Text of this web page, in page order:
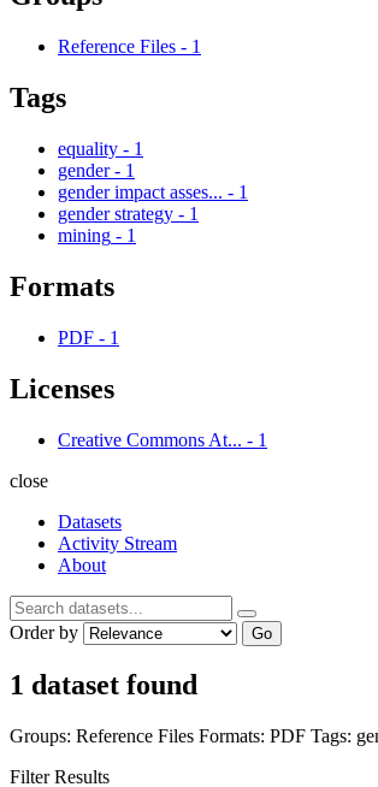
Reference Files - 1
Tags
equality - 1
gender - 1
gender impact asses... - 1
gender strategy - 1
mining - 1
Formats
PDF - 1
Licenses
Creative Commons At... - 1
close
Datasets
Activity Stream
About
Order by Go
1 dataset found
Groups: Reference Files Formats: PDF Tags:
Filter Results